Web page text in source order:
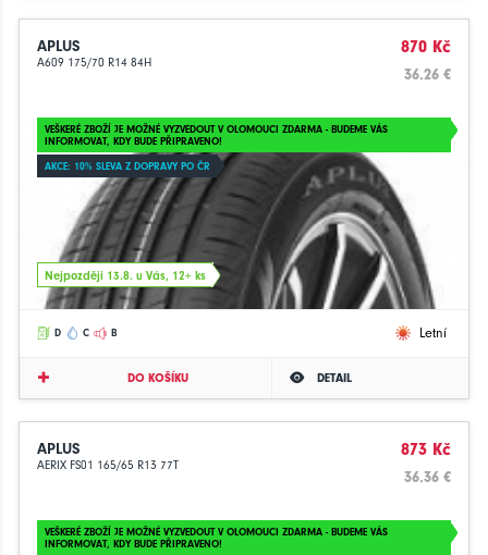
APLUS
A609 175/70 R14 84H
870 Kč
36.26 €
VEŠKERÉ ZBOŽÍ JE MOŽNÉ VYZVEDOUT V OLOMOUCI ZDARMA - BUDEME VÁS
INFORMOVAT, KDY BUDE PŘIPRAVENO!
AKCE: 10% SLEVA Z DOPRAVY PO ČR
Nejpozději 13.8. u Vás, 12+ ks
D C B Letní
DO KOŠÍKU DETAIL
APLUS
AERIX FS01 165/65 R13 77T
873 Kč
36.36 €
VEŠKERÉ ZBOŽÍ JE MOŽNÉ VYZVEDOUT V OLOMOUCI ZDARMA - BUDEME VÁS
INFORMOVAT, KDY BUDE PŘIPRAVENO!